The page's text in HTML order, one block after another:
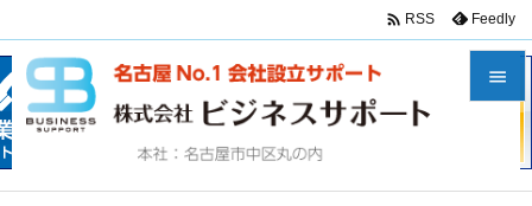

メニュ

 RSS Feedly